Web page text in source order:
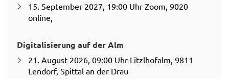
15. September 2027, 19:00 Uhr Zoom, 9020
online,
Digitalisierung auf der Alm
21. August 2026, 09:00 Uhr Litzlhofalm, 9811
Lendorf, Spittal an der Drau